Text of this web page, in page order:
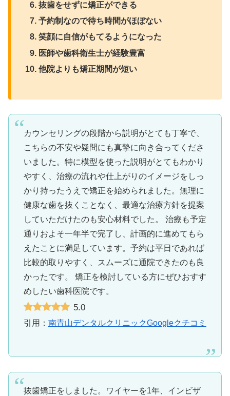
抜歯をせずに矯正ができる
予約制なので待ち時間がほぼない
笑顔に自信がもてるようになった
医師や歯科衛生士が経験豊富
他院よりも矯正期間が短い
カウンセリングの段階から説明がとても丁寧で、
こちらの不安や疑問にも真摯に向き合ってくださ
いました。特に模型を使った説明がとてもわかり
やすく、治療の流れや仕上がりのイメージをしっ
かり持ったうえで矯正を始められました。無理に
健康な歯を抜くことなく、最適な治療方針を提案
していただけたのも安心材料でした。 治療も予定
通りおよそ一年半で完了し、計画的に進めてもら
えたことに満足しています。予約は平日であれば
比較的取りやすく、スムーズに通院できたのも良
かったです。 矯正を検討している方にぜひおすす
めしたい歯科医院です。
5.0
引用： 南青山デンタルクリニックGoogleクチコミ
抜歯矯正をしました。ワイヤーを1年、インビザ